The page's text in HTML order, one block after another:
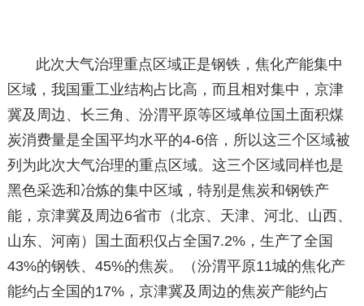
此次大气治理重点区域正是钢铁，焦化产能集中
区域，我国重工业结构占比高，而且相对集中，京津
冀及周边、长三角、汾渭平原等区域单位国土面积煤
炭消费量是全国平均水平的4-6倍，所以这三个区域被
列为此次大气治理的重点区域。这三个区域同样也是
黑色采选和冶炼的集中区域，特别是焦炭和钢铁产
能，京津冀及周边6省市（北京、天津、河北、山西、
山东、河南）国土面积仅占全国7.2%，生产了全国
43%的钢铁、45%的焦炭。（汾渭平原11城的焦化产
能约占全国的17%，京津冀及周边的焦炭产能约占